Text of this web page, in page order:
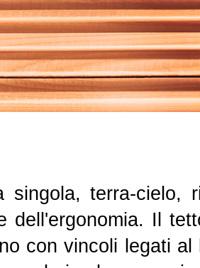
singola, terra-cielo,
dell'ergonomia. Il
con vincoli legati